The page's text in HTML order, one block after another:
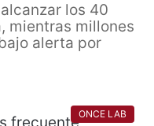
los 40
mientras millones
alerta por
ONCE LAB